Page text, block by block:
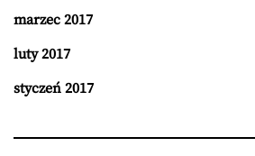
marzec 2017
luty 2017
styczeń 2017